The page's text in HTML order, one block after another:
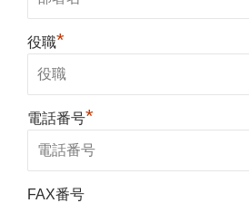
役職*
電話番号*
FAX番号